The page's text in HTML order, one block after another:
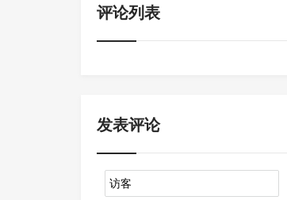
评论列表
发表评论